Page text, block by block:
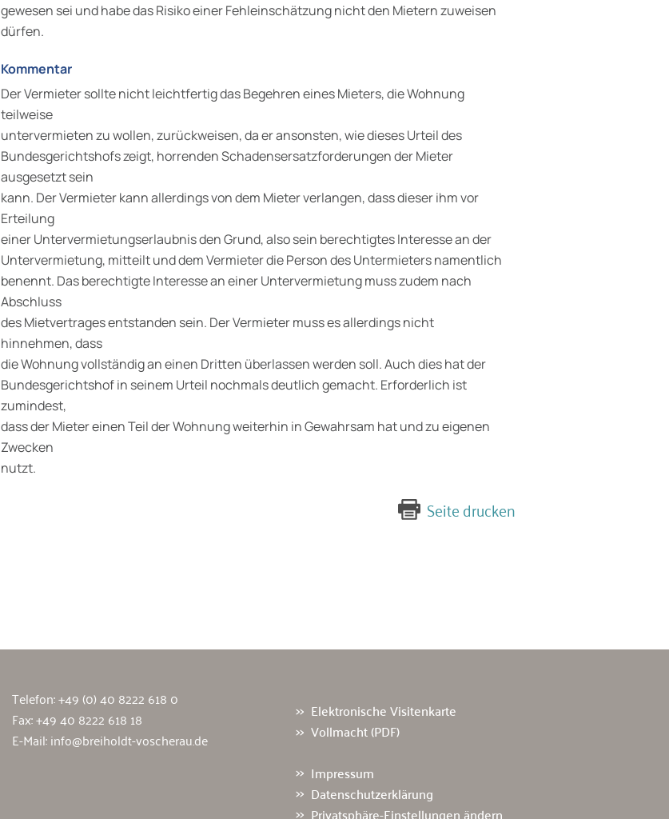
gewesen sei und habe das Risiko einer Fehleinschätzung nicht den Mietern zuweisen
dürfen.
Kommentar
Der Vermieter sollte nicht leichtfertig das Begehren eines Mieters, die Wohnung
teilweise
untervermieten zu wollen, zurückweisen, da er ansonsten, wie dieses Urteil des
Bundesgerichtshofs zeigt, horrenden Schadensersatzforderungen der Mieter
ausgesetzt sein
kann. Der Vermieter kann allerdings von dem Mieter verlangen, dass dieser ihm vor
Erteilung
einer Untervermietungserlaubnis den Grund, also sein berechtigtes Interesse an der
Untervermietung, mitteilt und dem Vermieter die Person des Untermieters namentlich
benennt. Das berechtigte Interesse an einer Untervermietung muss zudem nach
Abschluss
des Mietvertrages entstanden sein. Der Vermieter muss es allerdings nicht
hinnehmen, dass
die Wohnung vollständig an einen Dritten überlassen werden soll. Auch dies hat der
Bundesgerichtshof in seinem Urteil nochmals deutlich gemacht. Erforderlich ist
zumindest,
dass der Mieter einen Teil der Wohnung weiterhin in Gewahrsam hat und zu eigenen
Zwecken
nutzt.
Seite drucken
Telefon:+49 (0) 40 8222 618 0
Fax: +49 40 8222 618 18
E-Mail:info@breiholdt-voscherau.de
Elektronische Visitenkarte
Vollmacht (PDF)
Impressum
Datenschutzerklärung
Privatsphäre-Einstellungen ändern